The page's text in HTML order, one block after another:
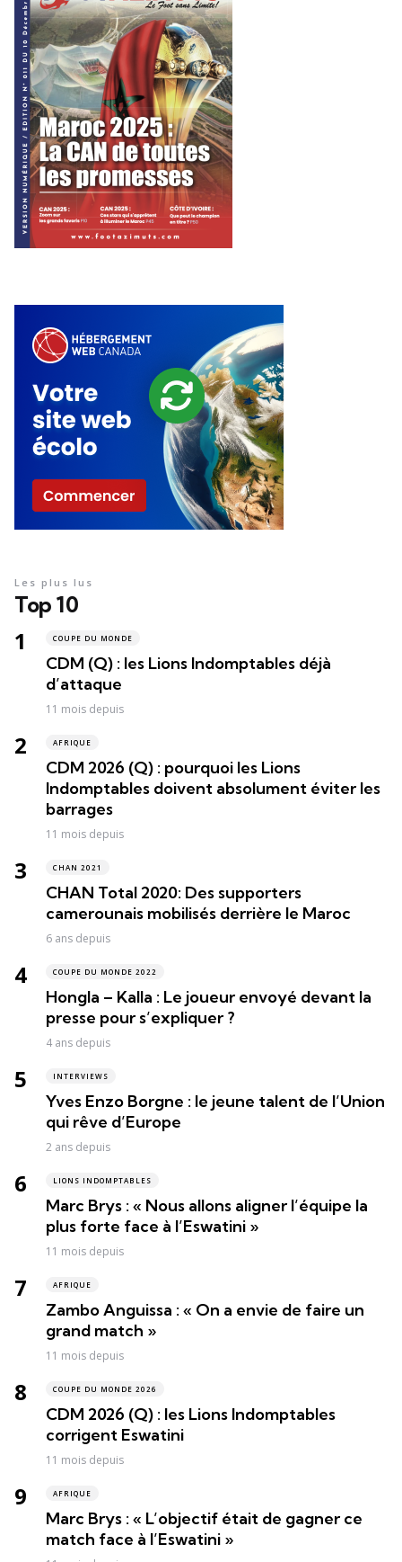
Top 10
Les plus lus
COUPE DU MONDE
CDM (Q) : les Lions Indomptables déjà
d’attaque
11 mois depuis
AFRIQUE
CDM 2026 (Q) : pourquoi les Lions
Indomptables doivent absolument éviter les
barrages
11 mois depuis
CHAN 2021
CHAN Total 2020: Des supporters
camerounais mobilisés derrière le Maroc
6 ans depuis
COUPE DU MONDE 2022
Hongla – Kalla : Le joueur envoyé devant la
presse pour s’expliquer ?
4 ans depuis
INTERVIEWS
Yves Enzo Borgne : le jeune talent de l’Union
qui rêve d’Europe
2 ans depuis
LIONS INDOMPTABLES
Marc Brys : « Nous allons aligner l’équipe la
plus forte face à l’Eswatini »
11 mois depuis
AFRIQUE
Zambo Anguissa : « On a envie de faire un
grand match »
11 mois depuis
COUPE DU MONDE 2026
CDM 2026 (Q) : les Lions Indomptables
corrigent Eswatini
11 mois depuis
AFRIQUE
Marc Brys : « L’objectif était de gagner ce
match face à l’Eswatini »